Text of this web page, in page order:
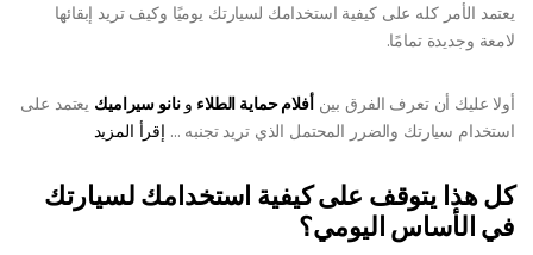
يعتمد الأمر كله على كيفية استخدامك لسيارتك يوميًا وكيف تريد إبقائها
لامعة وجديدة تمامًا.
أولا عليك أن تعرف الفرق بينأفلام حماية الطلاء ونانو سيراميك يعتمد على
استخدام سيارتك والضرر المحتمل الذي تريد تجنبه ... إقرأ المزيد
كل هذا يتوقف على كيفية استخدامك لسيارتك
في الأساس اليومي؟